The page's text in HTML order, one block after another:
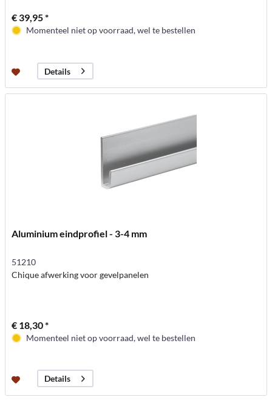
€ 39,95 *
Momenteel niet op voorraad, wel te bestellen
Details
Aluminium eindprofiel - 3-4 mm
51210
Chique afwerking voor gevelpanelen
€ 18,30 *
Momenteel niet op voorraad, wel te bestellen
Details